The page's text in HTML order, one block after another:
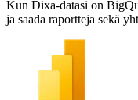
Kun Dixa-datasi on
ja saada raportteja sekä